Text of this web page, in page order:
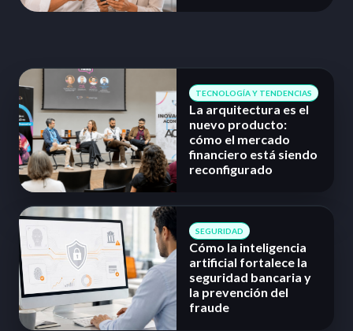
TECNOLOGÍA Y TENDENCIAS
La arquitectura es el
nuevo producto:
cómo el mercado
financiero está siendo
reconfigurado
SEGURIDAD
Cómo la inteligencia
artificial fortalece la
seguridad bancaria y
la prevención del
fraude